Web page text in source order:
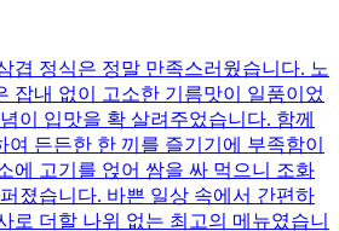
겹 정식은 정말 만족스러웠습니다. 노
잡내 없이 고소한 기름맛이 일품이었
이 입맛을 확 살려주었습니다. 함께
든든한 한 끼를 즐기기에 부족함이
에 고기를 얹어 쌈을 싸 먹으니 조화
졌습니다. 바쁜 일상 속에서 간편하
로 더할 나위 없는 최고의 메뉴였습니